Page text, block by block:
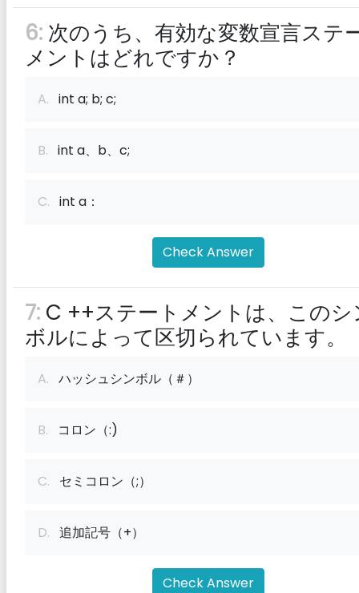
6: 次のうち、有効な変数宣言ステ
メントはどれですか？
A. int a; b; c;
B. int a、b、c;
C. int a：
Check Answer
7: C ++ステートメントは、このシ
ボルによって区切られています。
A. ハッシュシンボル（＃）
B. コロン（:)
C. セミコロン（;）
D. 追加記号（+）
Check Answer